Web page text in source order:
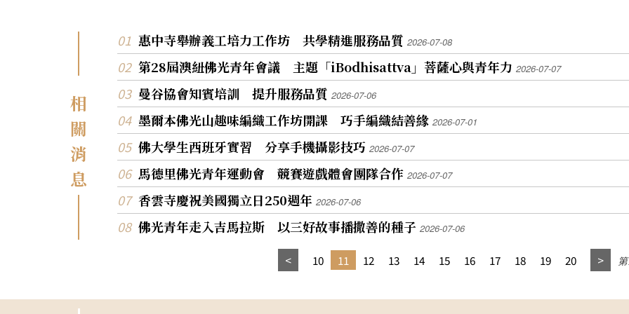
相
關
消
息
惠中寺舉辦義工培力工作坊 共學精進服務品質 2026-07-08
第28屆澳紐佛光青年會議 主題「iBodhisattva」菩薩心與青年力 2026-07-07
曼谷協會知賓培訓 提升服務品質 2026-07-06
墨爾本佛光山趣味編織工作坊開課 巧手編織結善緣 2026-07-01
佛大學生西班牙實習 分享手機攝影技巧 2026-07-07
馬德里佛光青年運動會 競賽遊戲體會團隊合作 2026-07-07
香雲寺慶祝美國獨立日250週年 2026-07-06
佛光青年走入吉馬拉斯 以三好故事播撒善的種子 2026-07-06
10 11 12 13 14 15 16 17 18 19 20